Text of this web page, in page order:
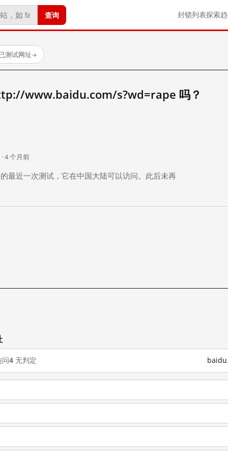
查询 封锁列表探索
测试网址→
www.baidu.com/s?wd=rape 吗？
4 个月前
最近一次测试，它在中国大陆可以访问。此后未再
问4 无判定